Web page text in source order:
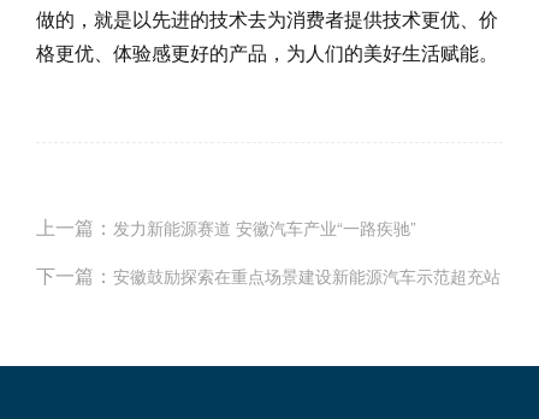
做的，就是以先进的技术去为消费者提供技术更优、价
格更优、体验感更好的产品，为人们的美好生活赋能。
上一篇： 发力新能源赛道 安徽汽车产业“一路疾驰”
下一篇： 安徽鼓励探索在重点场景建设新能源汽车示范超充站